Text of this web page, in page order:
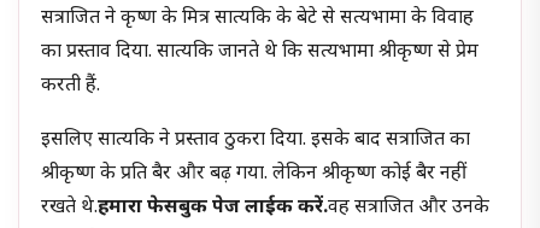
सत्राजित ने कृष्ण के मित्र सात्यकि के बेटे से सत्यभामा के विवाह
का प्रस्ताव दिया. सात्यकि जानते थे कि सत्यभामा श्रीकृष्ण से प्रेम
करती हैं.
इसलिए सात्यकि ने प्रस्ताव ठुकरा दिया. इसके बाद सत्राजित का
श्रीकृष्ण के प्रति बैर और बढ़ गया. लेकिन श्रीकृष्ण कोई बैर नहीं
रखते थे.हमारा फेसबुक पेज लाईक करें.वह सत्राजित और उनके